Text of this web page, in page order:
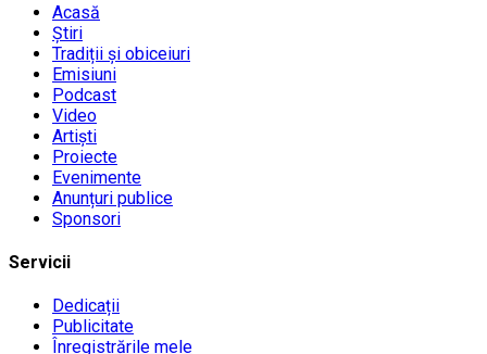
Acasă
Știri
Tradiții și obiceiuri
Emisiuni
Podcast
Video
Artiști
Proiecte
Evenimente
Anunțuri publice
Sponsori
Servicii
Dedicații
Publicitate
Înregistrările mele